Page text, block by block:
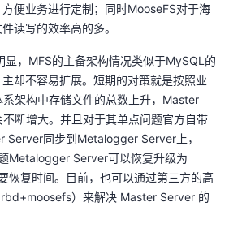
便业务进行定制；同时MooseFS对于海
读写的效率高的多。
显，MFS的主备架构情况类似于MySQL的
却不容易扩展。短期的对策就是按照业
架构中存储文件的总数上升，Master
断增大。并且对于其单点问题官方自带
Server同步到Metalogger Server上，
Metalogger Server可以恢复升级为
恢复时间。目前，也可以通过第三方的高
）来解决 Master Server 的